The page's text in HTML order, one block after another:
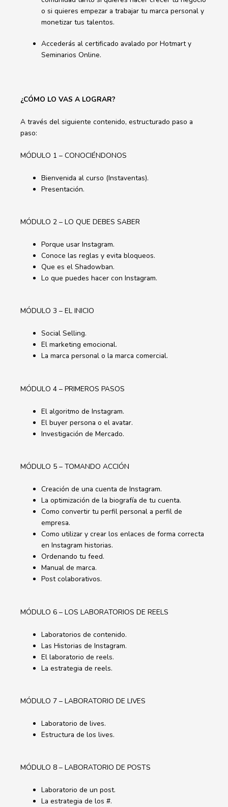
o si quieres empezar a trabajar tu marca personal y
monetizar tus talentos.
Accederás al certificado avalado por Hotmart y
Seminarios Online.
¿CÓMO LO VAS A LOGRAR?
A través del siguiente contenido, estructurado paso a
paso:
MÓDULO 1 – CONOCIÉNDONOS
Bienvenida al curso (Instaventas).
Presentación.
MÓDULO 2 – LO QUE DEBES SABER
Porque usar Instagram.
Conoce las reglas y evita bloqueos.
Que es el Shadowban.
Lo que puedes hacer con Instagram.
MÓDULO 3 – EL INICIO
Social Selling.
El marketing emocional.
La marca personal o la marca comercial.
MÓDULO 4 – PRIMEROS PASOS
El algoritmo de Instagram.
El buyer persona o el avatar.
Investigación de Mercado.
MÓDULO 5 – TOMANDO ACCIÓN
Creación de una cuenta de Instagram.
La optimización de la biografía de tu cuenta.
Como convertir tu perfil personal a perfil de
empresa.
Como utilizar y crear los enlaces de forma correcta
en Instagram historias.
Ordenando tu feed.
Manual de marca.
Post colaborativos.
MÓDULO 6 – LOS LABORATORIOS DE REELS
Laboratorios de contenido.
Las Historias de Instagram.
El laboratorio de reels.
La estrategia de reels.
MÓDULO 7 – LABORATORIO DE LIVES
Laboratorio de lives.
Estructura de los lives.
MÓDULO 8 – LABORATORIO DE POSTS
Laboratorio de un post.
La estrategia de los #.